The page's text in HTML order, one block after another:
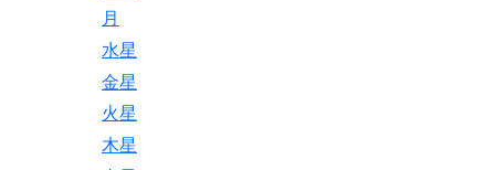
月
水星
金星
火星
木星